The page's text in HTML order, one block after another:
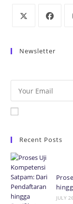
Newsletter
Recent Posts
JULY